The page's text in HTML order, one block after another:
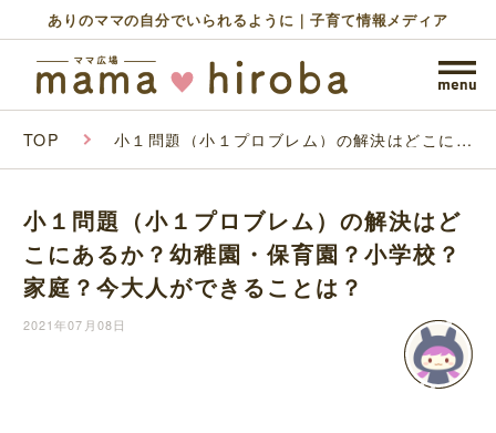
ありのママの自分でいられるように｜子育て情報メディア
TOP 小１問題（小１プロブレム）の解決はどこにあ
ができることは？
小１問題（小１プロブレム）の解決はど
こにあるか？幼稚園・保育園？小学校？
家庭？今大人ができることは？
2021年07月08日